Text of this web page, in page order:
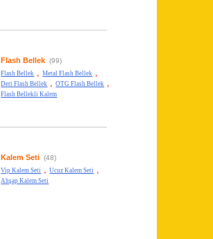
Flash Bellek (99)
Flash Bellek ,Metal Flash Bellek ,
Deri Flash Bellek ,OTG Flash Bellek ,
Flash Bellekli Kalem
Kalem Seti (48)
Vip Kalem Seti ,Ucuz Kalem Seti ,
Ahşap Kalem Seti